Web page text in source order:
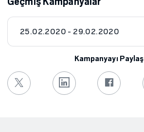
25.02.2020 - 29.02.2020
Kampanyayı Paylaş